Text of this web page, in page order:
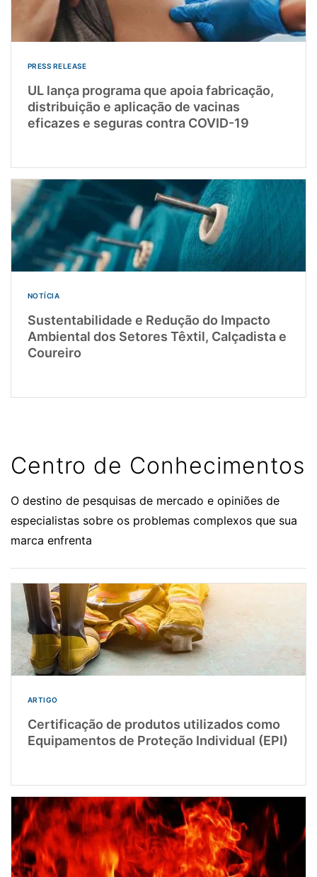
PRESS RELEASE
UL lança programa que apoia fabricação,
distribuição e aplicação de vacinas
eficazes e seguras contra COVID-19
NOTÍCIA
Sustentabilidade e Redução do Impacto
Ambiental dos Setores Têxtil, Calçadista e
Coureiro
Centro de Conhecimentos
O destino de pesquisas de mercado e opiniões de
especialistas sobre os problemas complexos que sua
marca enfrenta
ARTIGO
Certificação de produtos utilizados como
Equipamentos de Proteção Individual (EPI)